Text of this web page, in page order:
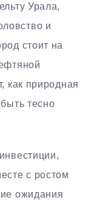
Урала,
и
стоит на
как природная
тесно
с ростом
ожидания